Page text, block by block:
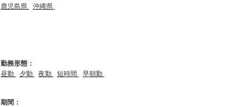
鹿児島県
沖縄県
勤務形態：
昼勤
夕勤 夜勤 短時間 早朝勤
期間：